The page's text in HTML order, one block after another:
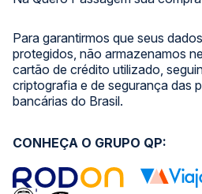
Para garantirmos que seus
protegidos, não armazenamos
cartão de crédito utilizado,
criptografia e de segurança das
bancárias do Brasil.
CONHEÇA O GRUPO QP: